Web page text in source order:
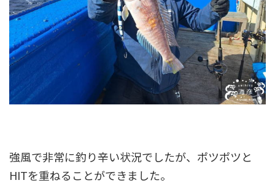
強風で非常に釣り辛い状況でしたが、ポツポツと
HITを重ねることができました。